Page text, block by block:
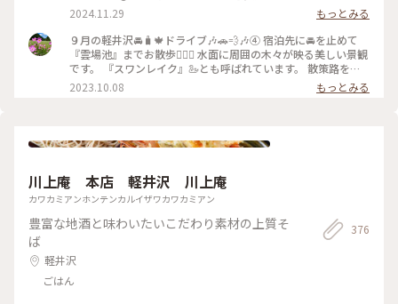
な街 #秋の彩り #軽井沢ドライブ #雲場池 #紅葉 #リフレクショ
ン #綺麗な景色 #軽井沢 #長野 #milkのミルキーな毎日
りだなと思ってしまったのですが…(笑) こんなお天気☁️でも本
当に綺麗でした🍁 : 次の投稿に続きます🐾 : 📷:2024.11.5 Tue. :
#クラシカルな街 #秋の彩り #軽井沢ドライブ #雲場池 #紅葉 #
リフレクション #綺麗な景色 #軽井沢 #長野 #milkのミルキー
な毎日
2024.11.29
もっとみる
９月の軽井沢🚘️🧳🍁ドライブ🎶🚗💨🎶④ 宿泊先に🚘️を止めて
『雲場池』までお散歩🚶‍♀️✨ 水面に周囲の木々が映る美しい景観
です。 『スワンレイク』🦢とも呼ばれています。 散策路を歩
きながらのんびりと景色を楽しむことができました😊 木々の
紅葉🍁が少しずつ進んでいるのを感じました🎵 １５時半頃で
2023.10.08 もっとみる
川上庵 本店 軽井沢 川上庵
カワカミアンホンテンカルイザワカワカミアン
豊富な地酒と味わいたいこだわり素材の上質そ
ば
軽井沢
ごはん
376